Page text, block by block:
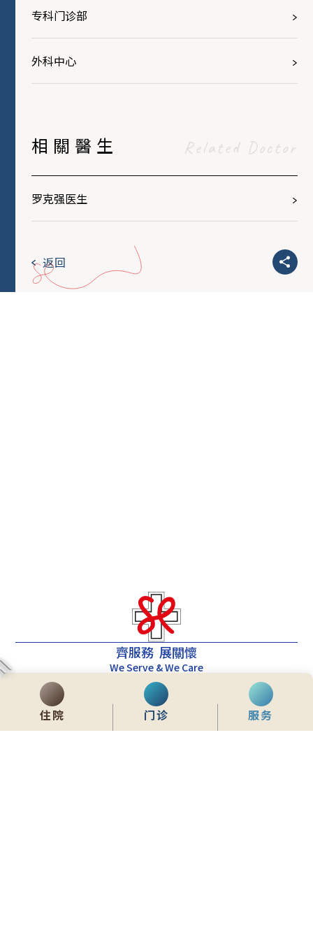
专科门诊部
外科中心
相關醫生 Related Doctor
罗克强医生
返回
住院 门诊 服务
齊服務 展關懷
We Serve & We Care
enquiry@stpaul.org.hk
(852) 2890 6008